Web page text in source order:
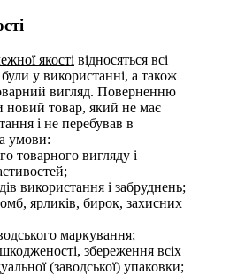
якості відносяться всі
у використанні, а також
вигляд. Поверненню
новий товар, який не має
і не перебував в
умови:
товарного вигляду і
використання і забруднень;
ярликів, бирок, захисних
маркування;
збереження всіх
(заводської) упаковки;